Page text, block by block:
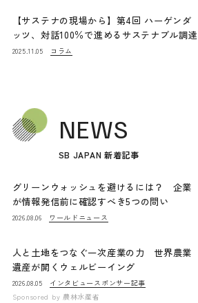
【サステナの現場から】第4回 ハーゲンダ
ッツ、対話100％で進めるサステナブル調達
2025.11.05 コラム
NEWS
SB JAPAN 新着記事
グリーンウォッシュを避けるには？ 企業
が情報発信前に確認すべき5つの問い
2026.08.06 ワールドニュース
人と土地をつなぐ一次産業の力 世界農業
遺産が開くウェルビーイング
2026.08.05 インタビュー スポンサー記事
Sponsored by 農林水産省